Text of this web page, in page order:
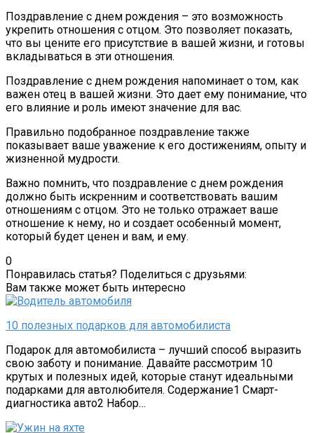
Поздравление с днем рождения – это возможность
укрепить отношения с отцом. Это позволяет показать,
что вы цените его присутствие в вашей жизни, и готовы
вкладываться в эти отношения.
Поздравление с днем рождения напоминает о том, как
важен отец в вашей жизни. Это дает ему понимание, что
его влияние и роль имеют значение для вас.
Правильно подобранное поздравление также
показывает ваше уважение к его достижениям, опыту и
жизненной мудрости.
Важно помнить, что поздравление с днем рождения
должно быть искренним и соответствовать вашим
отношениям с отцом. Это не только отражает ваше
отношение к нему, но и создает особенный момент,
который будет ценен и вам, и ему.
0
Понравилась статья? Поделиться с друзьями:
Вам также может быть интересно
10 полезных подарков для автомобилиста
Подарок для автомобилиста – лучший способ выразить
свою заботу и понимание. Давайте рассмотрим 10
крутых и полезных идей, которые станут идеальными
подарками для автолюбителя. Содержание1 Смарт-
диагностика авто2 Набор…